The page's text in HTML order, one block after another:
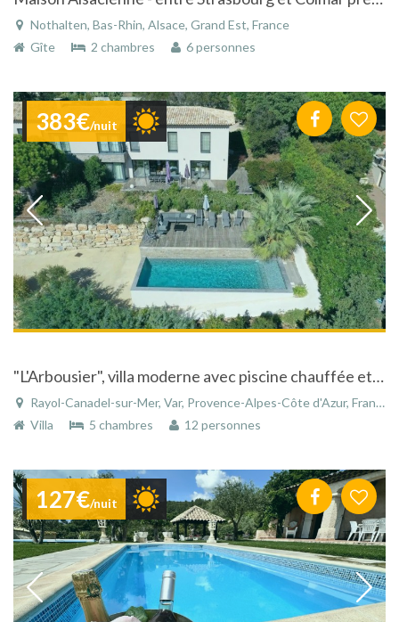
Nothalten, Bas-Rhin, Alsace, Grand Est, France
Gîte
2 chambres 6 personnes
383€/nuit
"L'Arbousier", villa moderne avec piscine chauffée et vue superbe sur mer !
Rayol-Canadel-sur-Mer, Var, Provence-Alpes-Côte d'Azur, France
Villa
5 chambres 12 personnes
127€/nuit